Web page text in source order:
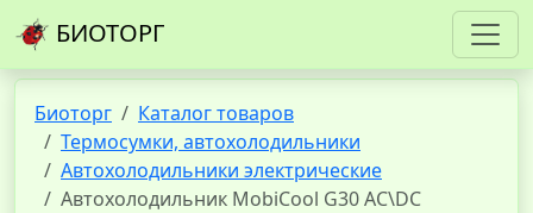
БИОТОРГ
Биоторг
Каталог товаров
Термосумки, автохолодильники
Автохолодильники электрические
Автохолодильник MobiCool G30 AC\DC